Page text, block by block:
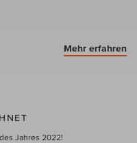
Mehr erfahren
Jahres 2022!